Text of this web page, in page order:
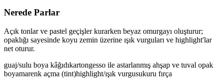
Nerede Parlar
Açık tonlar ve pastel geçişler kurarken beyaz omurgayı oluşturur;
opaklığı sayesinde koyu zemin üzerine ışık vurguları ve highlight'lar
net oturur.
guaj/sulu boya kâğıdıkartongesso ile astarlanmış ahşap ve tuval opak
boyamarenk açma (tint)highlight/ışık vurgusukuru fırça